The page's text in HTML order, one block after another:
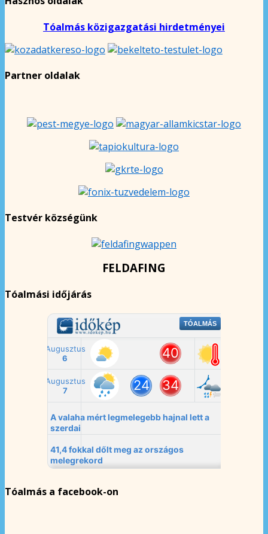
Tóalmás közigazgatási hirdetményei
Partner oldalak
Testvér községünk
FELDAFING
Tóalmási időjárás
Tóalmás a facebook-on